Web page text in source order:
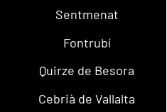
Sentmenat
Fontrubí
Quirze de Besora
Cebrià de Vallalta